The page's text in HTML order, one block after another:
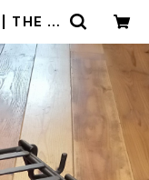
| THE M